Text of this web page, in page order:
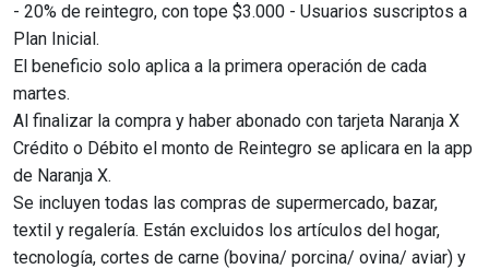
- 20% de reintegro, con tope $3.000 - Usuarios suscriptos a
Plan Inicial.
El beneficio solo aplica a la primera operación de cada
martes.
Al finalizar la compra y haber abonado con tarjeta Naranja X
Crédito o Débito el monto de Reintegro se aplicara en la app
de Naranja X.
Se incluyen todas las compras de supermercado, bazar,
textil y regalería. Están excluidos los artículos del hogar,
tecnología, cortes de carne (bovina/ porcina/ ovina/ aviar) y